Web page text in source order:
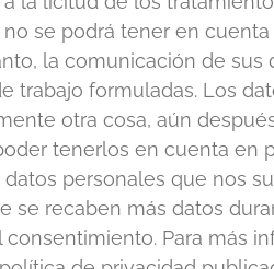
se podrá tener en
la comunicación de
formuladas. Los
otra cosa, aún
tenerlos en cuenta en
personales que nos
recaben más datos
Para más